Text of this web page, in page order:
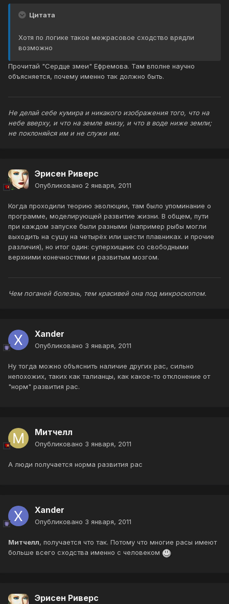
Цитата
Хотя по логике такое межрасовое сходство врядли
возможно
Прочитай "Сердце змеи" Ефремова. Там вполне научно
объясняется, почему именно так должно быть.
Не делай себе кумира и никакого изображения того, что на
небе вверху, и что на земле внизу, и что в воде ниже земли;
не поклоняйся им и не служи им.
Эрисен Риверс
Опубликовано 2 января, 2011
Когда проходили теорию эволюции, там было упоминание о
программе, моделирующей развитие жизни. В общем, пути
при каждом запуске были разными (например рыбы могли
выходить на сушу на четырёх или шести плавниках. и прочие
различия), но итог один: суперхищник со свободными
верхними конечностями и развитым мозгом.
Чем поганей болезнь, тем красивей она под микроскопом.
Xander
Опубликовано 3 января, 2011
Ну тогда можно объяснить наличие других рас, сильно
непохожих, таких как талианцы, как какое-то отклонение от
"норм" развития рас.
Митчелл
Опубликовано 3 января, 2011
А люди получается норма развития рас
Xander
Опубликовано 3 января, 2011
Митчелл, получается что так. Потому что многие расы имеют
больше всего сходства именно с человеком
Эрисен Риверс